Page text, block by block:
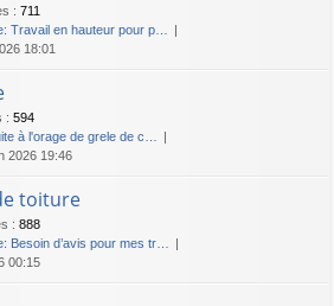
: 711
Travail en hauteur pour p…
18:01
: 594
à l'orage de grele de c…
2026 19:46
toiture
: 888
Besoin d’avis pour mes tr…
00:15